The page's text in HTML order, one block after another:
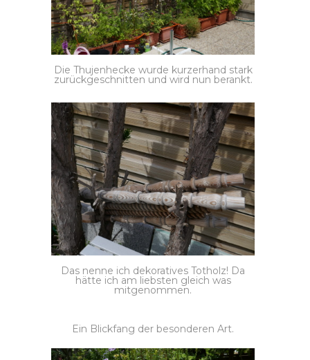
Die Thujenhecke wurde kurzerhand stark
zurückgeschnitten und wird nun berankt.
Das nenne ich dekoratives Totholz! Da
hätte ich am liebsten gleich was
mitgenommen.
Ein Blickfang der besonderen Art.